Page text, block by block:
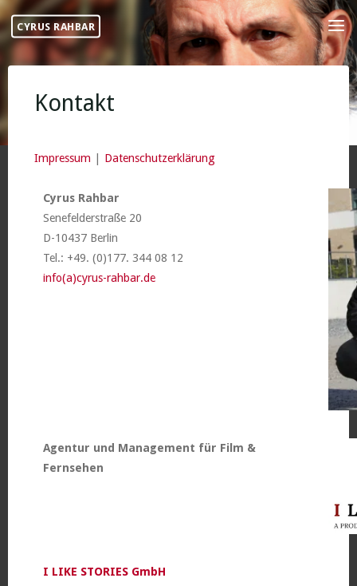
Skip
content
CYRUS RAHBAR
Kontakt
Impressum Datenschutzerklärung
Cyrus Rahbar
Senefelderstraße 20
D-10437 Berlin
Tel.: +49. (0)177. 344 08 12
info(a)cyrus-rahbar.de
Agentur und Management für Film &
Fernsehen
I LIKE STORIES GmbH